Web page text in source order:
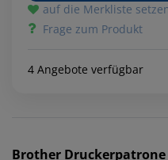
auf die Merkliste
Frage zum Produkt
4 Angebote verfügbar
Brother Druckerpatrone